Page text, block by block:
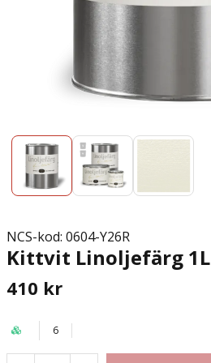
NCS-kod: 0604-Y26R
Kittvit Linoljefärg 1L
410 kr
6